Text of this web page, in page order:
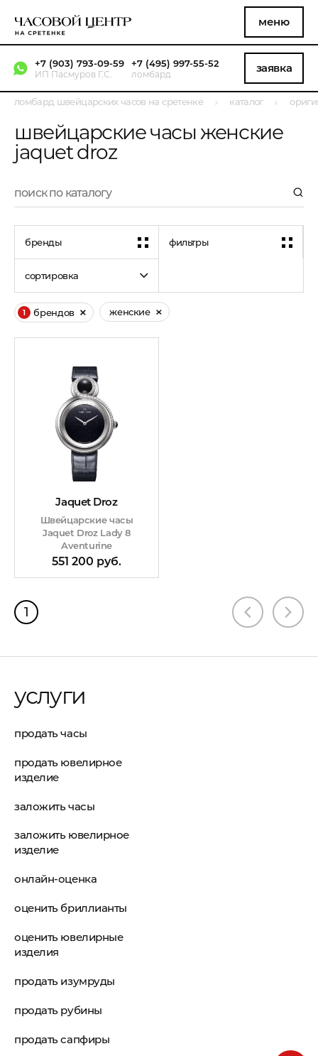
меню
+7 (903) 793-09-59
ИП Пасмуров Г.С.
+7 (495) 997-55-52
ломбард заявка
ломбард швейцарских часов на сретенке каталог
швейцарские часы женские
jaquet droz
бренды фильтры
сортировка
1 брендов женские
Jaquet Droz
Швейцарские часы
Jaquet Droz Lady 8
Aventurine
551 200 руб.
1
услуги
продать часы
продать ювелирное
изделие
заложить часы
заложить ювелирное
изделие
онлайн-оценка
оценить бриллианты
оценить ювелирные
изделия
продать изумруды
продать рубины
продать сапфиры